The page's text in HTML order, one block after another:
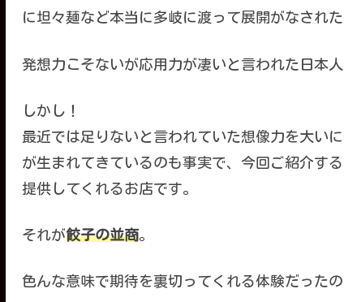
に坦々麺など本当に多岐に渡って展開がなされた
発想力こそないが応用力が凄いと言われた日本
しかし！
最近では足りないと言われていた想像力を大い
が生まれてきているのも事実で、今回ご紹介す
提供してくれるお店です。
それが餃子の並商。
色んな意味で期待を裏切ってくれる体験だった